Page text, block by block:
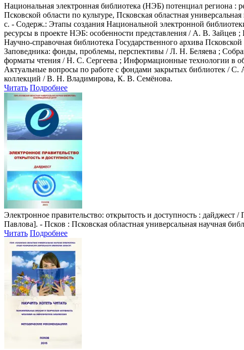
Национальная электронная библиотека (НЭБ) потенциал региона :
Псковской области по культуре, Псковская областная
с. - Содерж.: Этапы создания Национальной электронной
ресурсы в проекте НЭБ: особенности представления / А. В.
Научно-справочная библиотека Государственного архива
Заповедника: фонды, проблемы, перспективы / Л. Н. Беляева ;
форматы чтения / Н. С. Сергеева ; Информационные технологии
Актуальные вопросы по работе с фондами закрытых библиотек /
коллекций / В. Н. Владимирова, К. В. Семёнова.
Читать Подробнее
Электронное правительство: открытость и доступность : дайджест /
Павлова]. - Псков : Псковская областная универсальная научная
Читать Подробнее